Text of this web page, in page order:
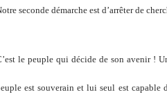
seconde démarche est d’arrêter de
le peuple qui décide de son avenir !
est souverain et lui seul est capable